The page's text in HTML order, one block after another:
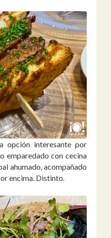
opción interesante por
emparedado con cecina
ahumado, acompañado
encima. Distinto.